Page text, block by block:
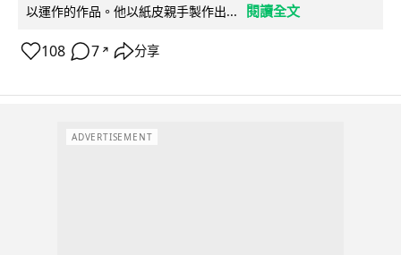
以運作的作品。他以紙皮親手製作出...
閱讀全文
108 7 ↗ 分享
ADVERTISEMENT